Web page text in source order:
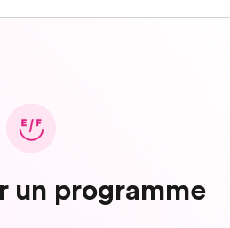
un programme